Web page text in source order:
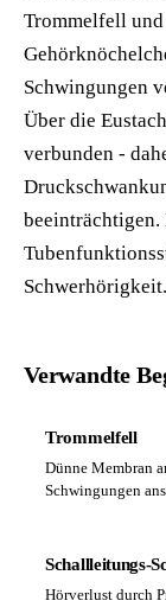
Trommelfell
Schwingungen
Über die
verbunden -
Schwerhörigkeit.
Verwandte
Trommelfell
Dünne Membran
Schwingungen
Schallleitungs-
Hörverlust durch